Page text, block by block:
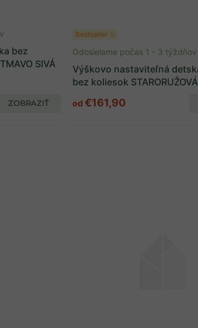
bez
SIVÁ
ZOBRAZIŤ
Bestseller ✩
Výškovo nastaviteľná
bez koliesok STARORUŽOVÁ
Odosielame počas 1 - 3 týždňov
od €161,90